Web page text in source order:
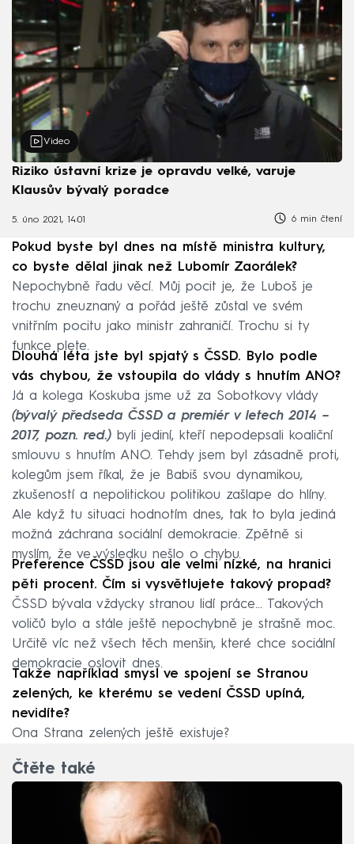
Video
Riziko ústavní krize je opravdu velké, varuje
Klausův bývalý poradce
5. úno 2021, 14:01 6 min čtení
Pokud byste byl dnes na místě ministra kultury,
co byste dělal jinak než Lubomír Zaorálek?
Nepochybně řadu věcí. Můj pocit je, že Luboš je
trochu zneuznaný a pořád ještě zůstal ve svém
vnitřním pocitu jako ministr zahraničí. Trochu si ty
funkce plete.
Dlouhá léta jste byl spjatý s ČSSD. Bylo podle
vás chybou, že vstoupila do vlády s hnutím ANO?
Já a kolega Koskuba jsme už za Sobotkovy vlády
(bývalý předseda ČSSD a premiér v letech 2014 –
2017, pozn. red.) byli jediní, kteří nepodepsali koaliční
smlouvu s hnutím ANO. Tehdy jsem byl zásadně proti,
kolegům jsem říkal, že je Babiš svou dynamikou,
zkušeností a nepolitickou politikou zašlape do hlíny.
Ale když tu situaci hodnotím dnes, tak to byla jediná
možná záchrana sociální demokracie. Zpětně si
myslím, že ve výsledku nešlo o chybu.
Preference ČSSD jsou ale velmi nízké, na hranici
pěti procent. Čím si vysvětlujete takový propad?
ČSSD bývala vždycky stranou lidí práce... Takových
voličů bylo a stále ještě nepochybně je strašně moc.
Určitě víc než všech těch menšin, které chce sociální
demokracie oslovit dnes.
Takže například smysl ve spojení se Stranou
zelených, ke kterému se vedení ČSSD upíná,
nevidíte?
Ona Strana zelených ještě existuje?
Čtěte také